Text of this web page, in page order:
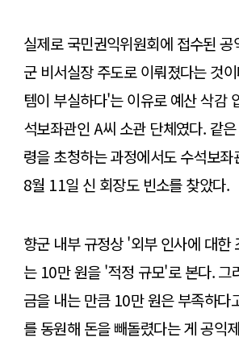
실제로 국민권익위원회에 접수된
군 비서실장 주도로 이뤄졌다는 것
템이 부실하다'는 이유로 예산 삭감
석보좌관인 A씨 소관 단체였다. 같
령을 초청하는 과정에서도 수석보
8월 11일 신 회장도 빈소를 찾았다.
향군 내부 규정상 '외부 인사에 대
는 10만 원을 '적정 규모'로 본다. 그
금을 내는 만큼 10만 원은 부족하다
를 동원해 돈을 빼돌렸다는 게 공익